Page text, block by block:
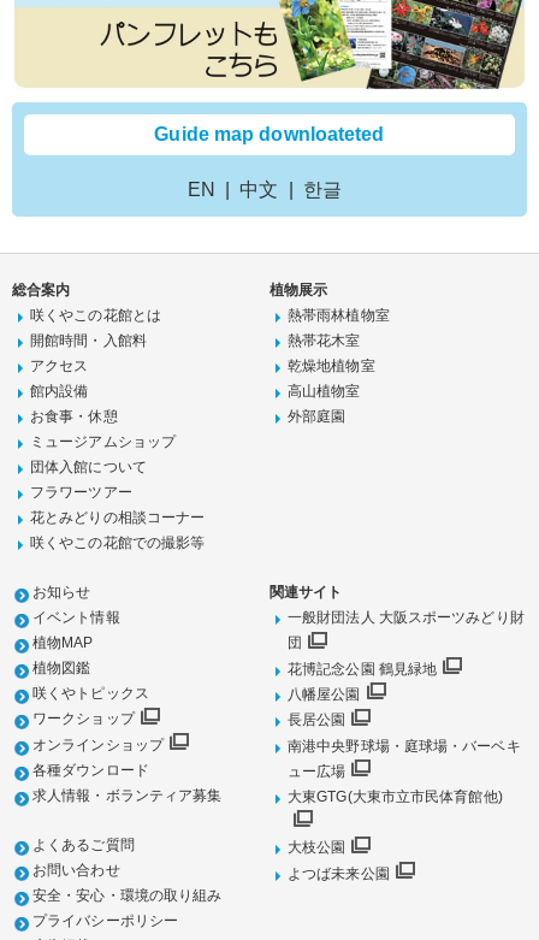
Guide map downloateted
EN 中文 한글
総合案内
咲くやこの花館とは
開館時間・入館料
アクセス
館内設備
お食事・休憩
ミュージアムショップ
団体入館について
フラワーツアー
花とみどりの相談コーナー
咲くやこの花館での撮影等
植物展示
熱帯雨林植物室
熱帯花木室
乾燥地植物室
高山植物室
外部庭園
お知らせ
イベント情報
植物MAP
植物図鑑
咲くやトピックス
ワークショップ
オンラインショップ
各種ダウンロード
求人情報・ボランティア募集
よくあるご質問
お問い合わせ
安全・安心・環境の取り組み
プライバシーポリシー
関連サイト
一般財団法人 大阪スポーツみどり財
団
花博記念公園 鶴見緑地
八幡屋公園
長居公園
南港中央野球場・庭球場・バーベキ
ュー広場
大東GTG(大東市立市民体育館他)
大枝公園
よつば未来公園